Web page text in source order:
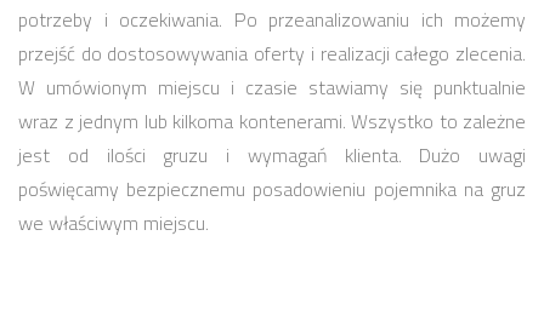
potrzeby i oczekiwania. Po przeanalizowaniu ich możemy
przejść do dostosowywania oferty i realizacji całego zlecenia.
W umówionym miejscu i czasie stawiamy się punktualnie
wraz z jednym lub kilkoma kontenerami. Wszystko to zależne
jest od ilości gruzu i wymagań klienta. Dużo uwagi
poświęcamy bezpiecznemu posadowieniu pojemnika na gruz
we właściwym miejscu.